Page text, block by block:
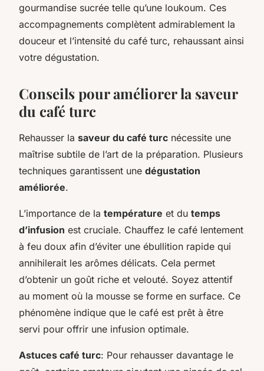
gourmandise sucrée telle qu’une loukoum. Ces
accompagnements complètent admirablement la
douceur et l’intensité du café turc, rehaussant ainsi
votre dégustation.
Conseils pour améliorer la saveur
du café turc
Rehausser la saveur du café turc nécessite une
maîtrise subtile de l’art de la préparation. Plusieurs
techniques garantissent une dégustation
améliorée.
L’importance de la température et du temps
d’infusion est cruciale. Chauffez le café lentement
à feu doux afin d’éviter une ébullition rapide qui
annihilerait les arômes délicats. Cela permet
d’obtenir un goût riche et velouté. Soyez attentif
au moment où la mousse se forme en surface. Ce
phénomène indique que le café est prêt à être
servi pour offrir une infusion optimale.
Astuces café turc: Pour rehausser davantage le